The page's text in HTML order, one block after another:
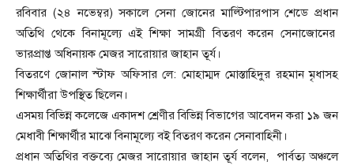
রবিবার (২৪ নভেম্বর) সকালে সেনা জোনের মাল্টিপারপাস শেডে প্রধান
অতিথি থেকে বিনামূল্যে এই শিক্ষা সামগ্রী বিতরণ করেন সেনাজোনের
ভারপ্রাপ্ত অধিনায়ক মেজর সারোয়ার জাহান তূর্য।
বিতরণে জোনাল স্টাফ অফিসার লে: মোহাম্মদ মোস্তাহিদুর রহমান মৃধাসহ
শিক্ষার্থীরা উপস্থিত ছিলেন।
এসময় বিভিন্ন কলেজে একাদশ শ্রেণীর বিভিন্ন বিভাগের আবেদন করা ১৯ জন
মেধাবী শিক্ষার্থীর মাঝে বিনামূল্যে বই বিতরণ করেন সেনাবাহিনী।
প্রধান অতিথির বক্তব্যে মেজর সারোয়ার জাহান তূর্য বলেন, পার্বত্য অঞ্চলে